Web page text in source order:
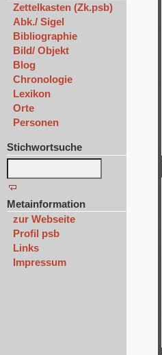
Zettelkasten (Zk.psb)
Abk./ Sigel
Bibliographie
Bild/ Objekt
Blog
Chronologie
Lexikon
Orte
Personen
Stichwortsuche
Metainformation
zur Webseite
Profil psb
Links
Impressum